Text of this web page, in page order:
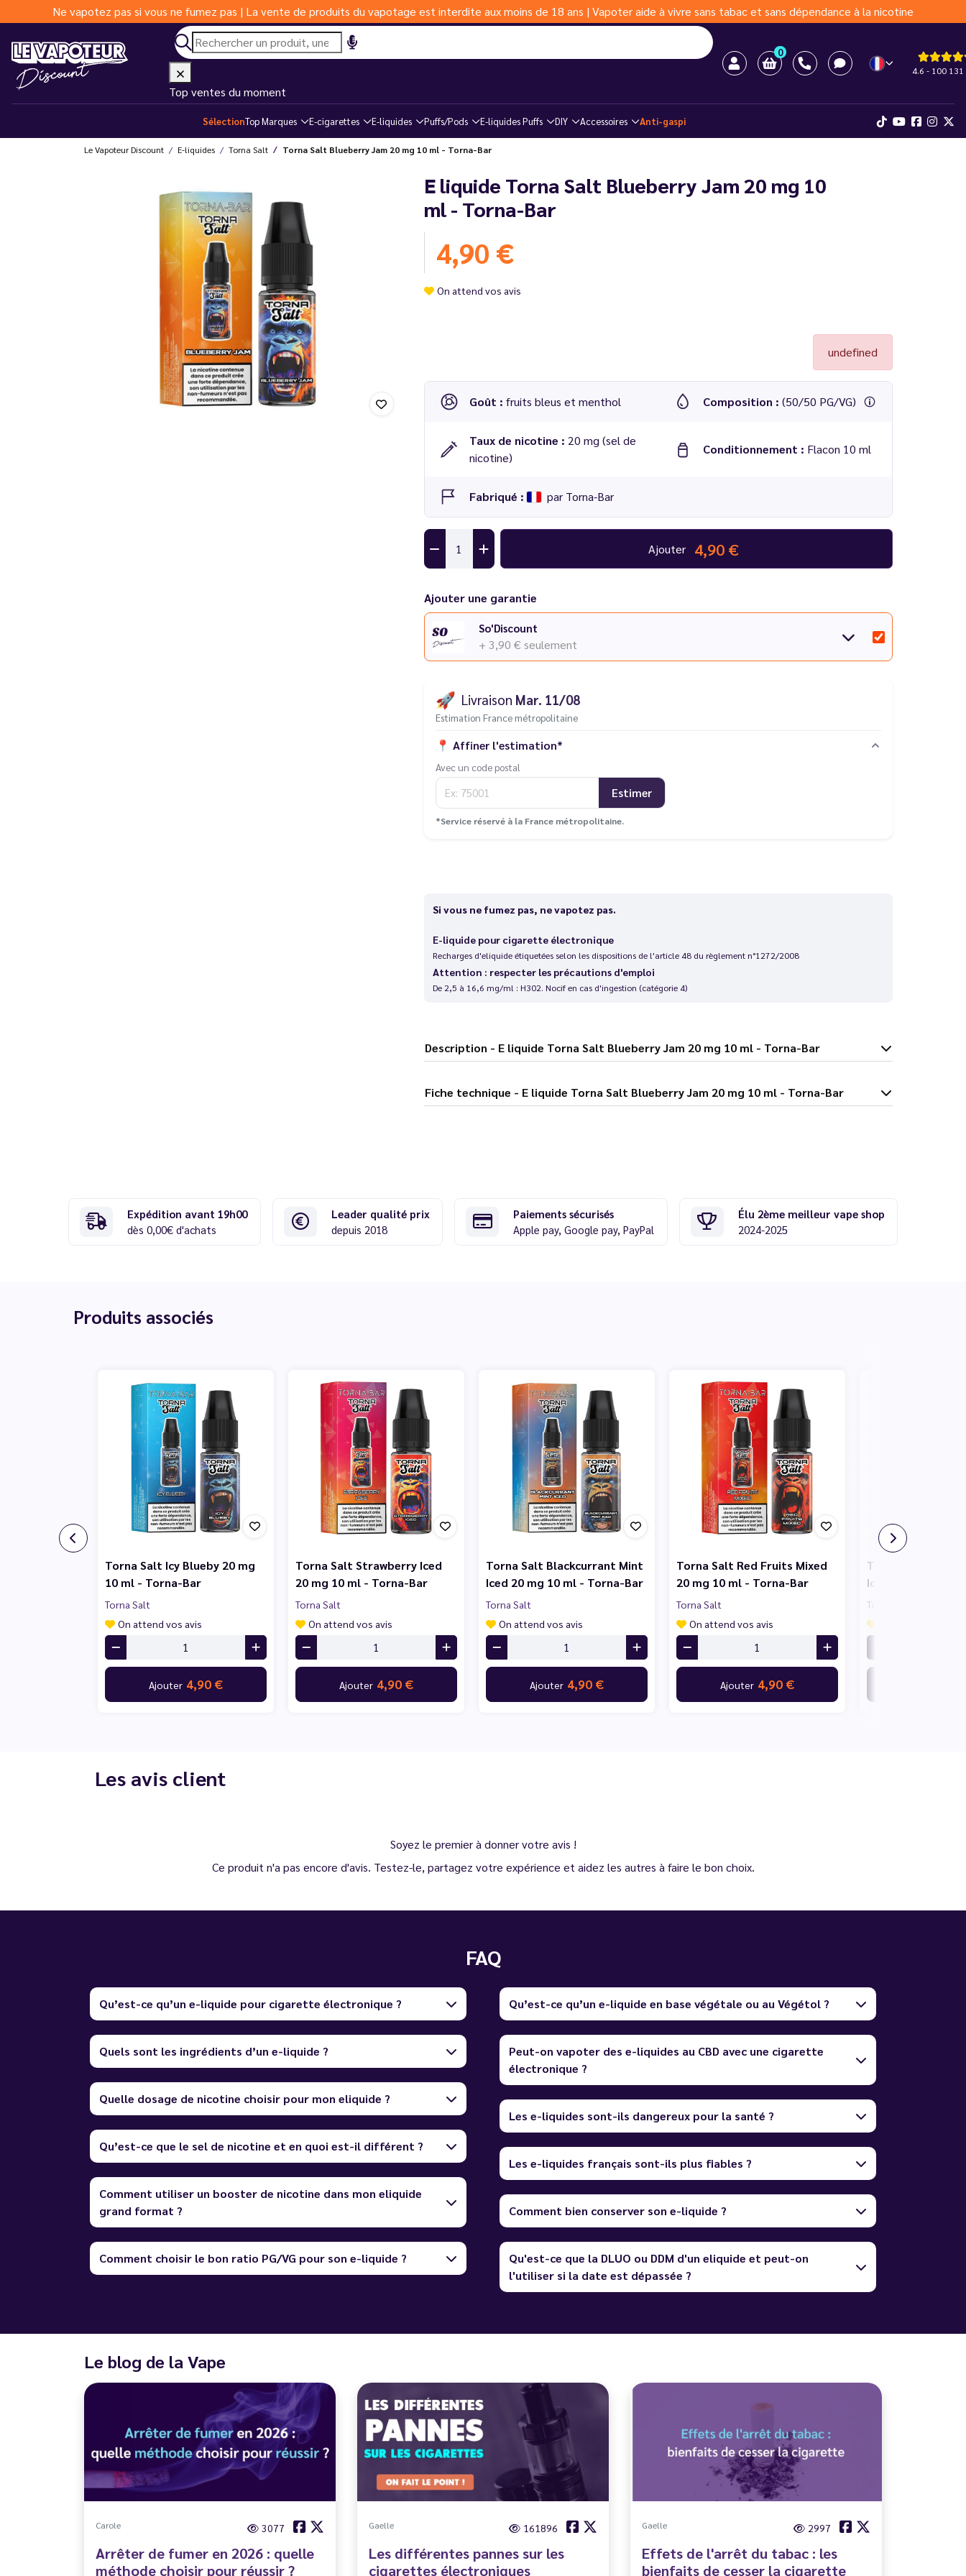
Ne vapotez pas si vous ne fumez pas | La vente de produits du vapotage est interdite aux moins de 18 ans | Vapoter aide à vivre sans tabac et sans dépendance à la nicotine
0
4.6 - 100 131
Top ventes du moment
SélectionTop Marques E-cigarettes E-liquides Puffs/Pods E-liquides Puffs DIY Accessoires Anti-gaspi
Le Vapoteur Discount E-liquides Torna Salt Torna Salt Blueberry Jam 20 mg 10 ml - Torna-Bar
E liquide Torna Salt Blueberry Jam 20 mg 10
ml - Torna-Bar
4,90 €
On attend vos avis
undefined
Goût : fruits bleus et menthol Composition : (50/50 PG/VG)
Taux de nicotine : 20 mg (sel de
nicotine)
Conditionnement : Flacon 10 ml
Fabriqué : par Torna-Bar
Ajouter 4,90 €
Ajouter une garantie
So'Discount
+ 3,90 € seulement
🚀 Livraison Mar. 11/08
Estimation France métropolitaine
📍 Affiner l'estimation*
Avec un code postal
Estimer
*Service réservé à la France métropolitaine.
Si vous ne fumez pas, ne vapotez pas.
E-liquide pour cigarette électronique
Recharges d'eliquide étiquetées selon les dispositions de l'article 48 du règlement n°1272/2008
Attention : respecter les précautions d'emploi
De 2,5 à 16,6 mg/ml : H302. Nocif en cas d'ingestion (catégorie 4)
Description - E liquide Torna Salt Blueberry Jam 20 mg 10 ml - Torna-Bar
Fiche technique - E liquide Torna Salt Blueberry Jam 20 mg 10 ml - Torna-Bar
Expédition avant 19h00
dès 0,00€ d'achats
Leader qualité prix
depuis 2018
Paiements sécurisés
Apple pay, Google pay, PayPal
Élu 2ème meilleur vape shop
2024-2025
Produits associés
Torna Salt Icy Blueby 20 mg
10 ml - Torna-Bar
Torna Salt
On attend vos avis
Ajouter 4,90 €
Torna Salt Strawberry Iced
20 mg 10 ml - Torna-Bar
Torna Salt
On attend vos avis
Ajouter 4,90 €
Torna Salt Blackcurrant Mint
Iced 20 mg 10 ml - Torna-Bar
Torna Salt
On attend vos avis
Ajouter 4,90 €
Torna Salt Red Fruits Mixed
20 mg 10 ml - Torna-Bar
Torna Salt
On attend vos avis
Ajouter 4,90 €
Torna Salt
Iced 20 mg 10 ml
Torna Salt
Les avis client
Soyez le premier à donner votre avis !
Ce produit n'a pas encore d'avis. Testez-le, partagez votre expérience et aidez les autres à faire le bon choix.
FAQ
Qu’est-ce qu’un e-liquide pour cigarette électronique ?
Quels sont les ingrédients d’un e-liquide ?
Quelle dosage de nicotine choisir pour mon eliquide ?
Qu’est-ce que le sel de nicotine et en quoi est-il différent ?
Comment utiliser un booster de nicotine dans mon eliquide
grand format ?
Comment choisir le bon ratio PG/VG pour son e-liquide ?
Qu’est-ce qu’un e-liquide en base végétale ou au Végétol ?
Peut-on vapoter des e-liquides au CBD avec une cigarette
électronique ?
Les e-liquides sont-ils dangereux pour la santé ?
Les e-liquides français sont-ils plus fiables ?
Comment bien conserver son e-liquide ?
Qu'est-ce que la DLUO ou DDM d'un eliquide et peut-on
l'utiliser si la date est dépassée ?
Le blog de la Vape
Carole 3077
Arrêter de fumer en 2026 : quelle
méthode choisir pour réussir ?
Gaelle 161896
Les différentes pannes sur les
cigarettes électroniques
Gaelle 2997
Effets de l'arrêt du tabac : les
bienfaits de cesser la cigarette